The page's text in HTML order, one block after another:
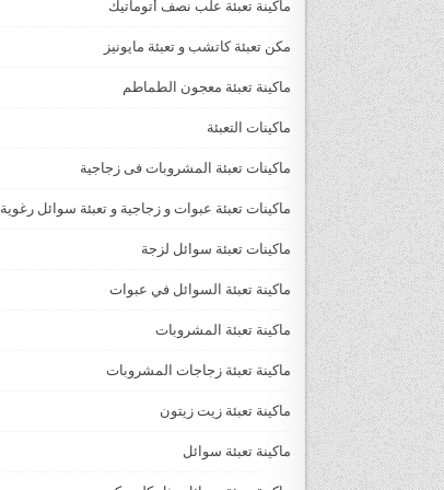
ماكينة تعبئة علب نصف أتوماتيك
مكن تعبئة كاتشب و تعبئة مايونيز
ماكينة تعبئة معجون الطماطم
ماكينات التعبئة
ماكينات تعبئة المشروبات فى زجاجية
ماكينات تعبئة عبوات و زجاجية و تعبئة سوائل رغوية
ماكينات تعبئة سوائل لزجة
‏‏‏ماكينة تعبئة السوائل في عبوات
ماكينة تعبئة المشروبات
ماكينة تعبئة زجاجات المشروبات
ماكينة تعبئة زيت زيتون
ماكينة تعبئة سوائل